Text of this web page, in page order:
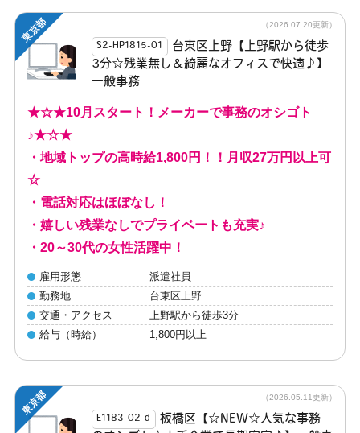
S2-HP1815-01
台東区上野【上野駅から徒歩
3分☆残業無し＆綺麗なオフィスで快適♪】
一般事務
★☆★10月スタート！メーカーで事務のオシゴト
♪★☆★
・地域トップの高時給1,800円！！月収27万円以上可
☆
・電話対応はほぼなし！
・嬉しい残業なしでプライベートも充実♪
・20～30代の女性活躍中！
雇用形態
派遣社員
勤務地
台東区上野
交通・アクセス
上野駅から徒歩3分
給与（時給）
1,800円以上
（2026.07.20更新）
東京都
E1183-02-d
板橋区【☆NEW☆人気な事務
（2026.05.11更新）
東京都